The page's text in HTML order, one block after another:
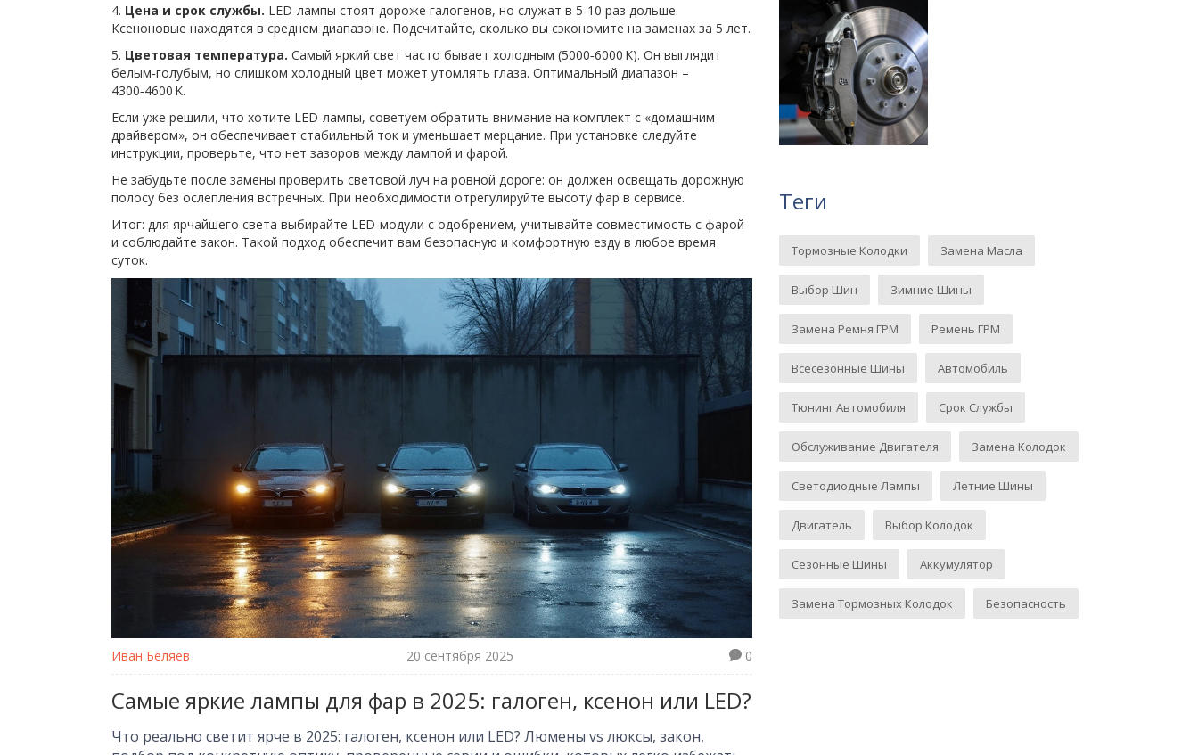
4. Цена и срок службы. LED‑лампы стоят дороже галогенов, но служат в 5‑10 раз дольше.
Ксеноновые находятся в среднем диапазоне. Подсчитайте, сколько вы сэкономите на заменах за 5 лет.
5. Цветовая температура. Самый яркий свет часто бывает холодным (5000‑6000 K). Он выглядит
белым‑голубым, но слишком холодный цвет может утомлять глаза. Оптимальный диапазон –
4300‑4600 K.
Если уже решили, что хотите LED‑лампы, советуем обратить внимание на комплект с «домашним
драйвером», он обеспечивает стабильный ток и уменьшает мерцание. При установке следуйте
инструкции, проверьте, что нет зазоров между лампой и фарой.
Не забудьте после замены проверить световой луч на ровной дороге: он должен освещать дорожную
полосу без ослепления встречных. При необходимости отрегулируйте высоту фар в сервисе.
Итог: для ярчайшего света выбирайте LED‑модули с одобрением, учитывайте совместимость с фарой
и соблюдайте закон. Такой подход обеспечит вам безопасную и комфортную езду в любое время
суток.
Иван Беляев 20 сентября 2025 0
Самые яркие лампы для фар в 2025: галоген, ксенон или LED?
Что реально светит ярче в 2025: галоген, ксенон или LED? Люмены vs люксы, закон,
Теги
Тормозные Колодки Замена Масла
Выбор Шин Зимние Шины
Замена Ремня ГРМ Ремень ГРМ
Всесезонные Шины Автомобиль
Тюнинг Автомобиля Срок Службы
Обслуживание Двигателя Замена Колодок
Светодиодные Лампы Летние Шины
Двигатель Выбор Колодок
Сезонные Шины Аккумулятор
Замена Тормозных Колодок Безопасность